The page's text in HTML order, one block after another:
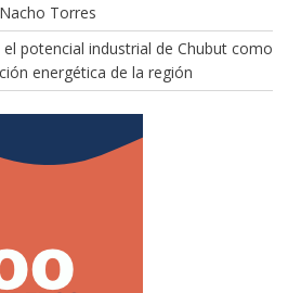
Torres
potencial industrial de Chubut como
energética de la región